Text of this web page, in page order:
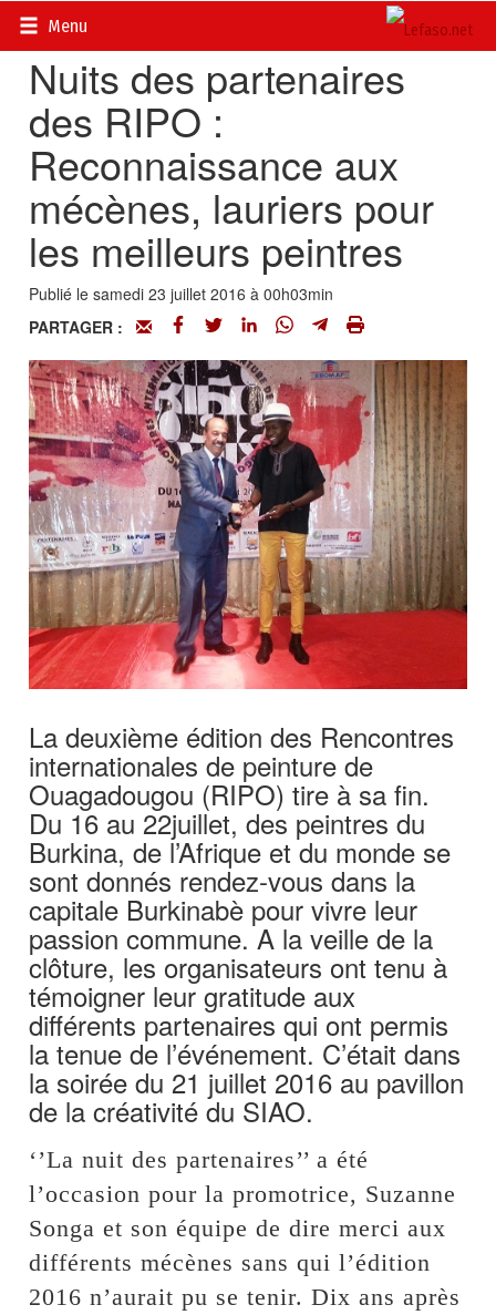
Menu
Accueil>
Nuits des partenaires
des RIPO :
Reconnaissance aux
mécènes, lauriers pour
les meilleurs peintres
Publié le samedi 23 juillet 2016 à 00h03min
PARTAGER :
La deuxième édition des Rencontres
internationales de peinture de
Ouagadougou (RIPO) tire à sa fin.
Du 16 au 22juillet, des peintres du
Burkina, de l’Afrique et du monde se
sont donnés rendez-vous dans la
capitale Burkinabè pour vivre leur
passion commune. A la veille de la
clôture, les organisateurs ont tenu à
témoigner leur gratitude aux
différents partenaires qui ont permis
la tenue de l’événement. C’était dans
la soirée du 21 juillet 2016 au pavillon
de la créativité du SIAO.
‘’La nuit des partenaires’’ a été
l’occasion pour la promotrice, Suzanne
Songa et son équipe de dire merci aux
différents mécènes sans qui l’édition
2016 n’aurait pu se tenir. Dix ans après